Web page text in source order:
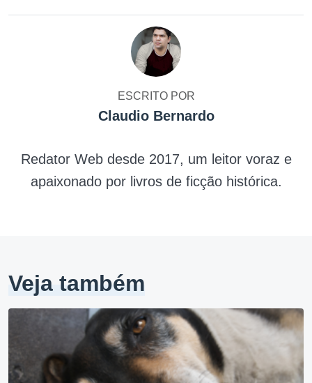
ESCRITO POR
Claudio Bernardo
Redator Web desde 2017, um leitor voraz e
apaixonado por livros de ficção histórica.
Veja também